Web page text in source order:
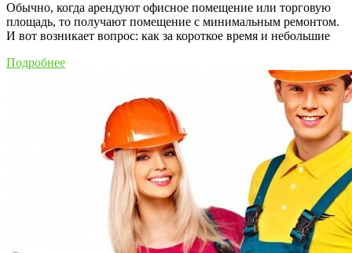
Обычно, когда арендуют офисное помещение или торговую
площадь, то получают помещение с минимальным ремонтом.
И вот возникает вопрос: как за короткое время и небольшие
Подробнее